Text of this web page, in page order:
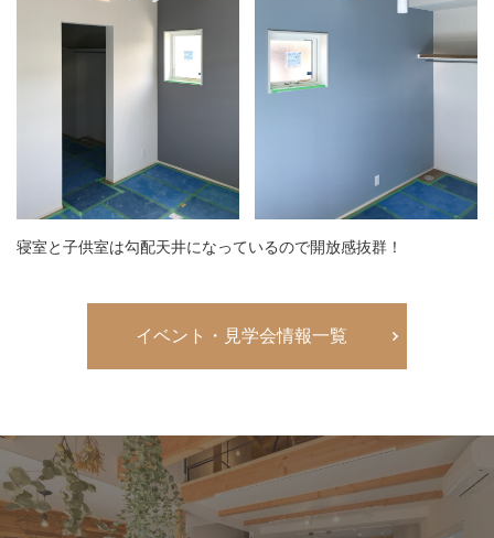
寝室と子供室は勾配天井になっているので開放感抜群！
イベント・見学会情報一覧